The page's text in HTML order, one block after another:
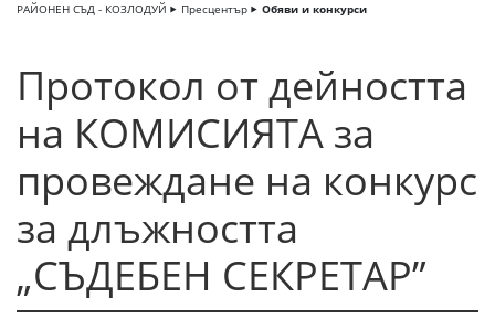
РАЙОНЕН СЪД - КОЗЛОДУЙ Пресцентър Обяви и конкурси
Протокол от дейността
на КОМИСИЯТА за
провеждане на конкурс
за длъжността
„СЪДЕБЕН СЕКРЕТАР”